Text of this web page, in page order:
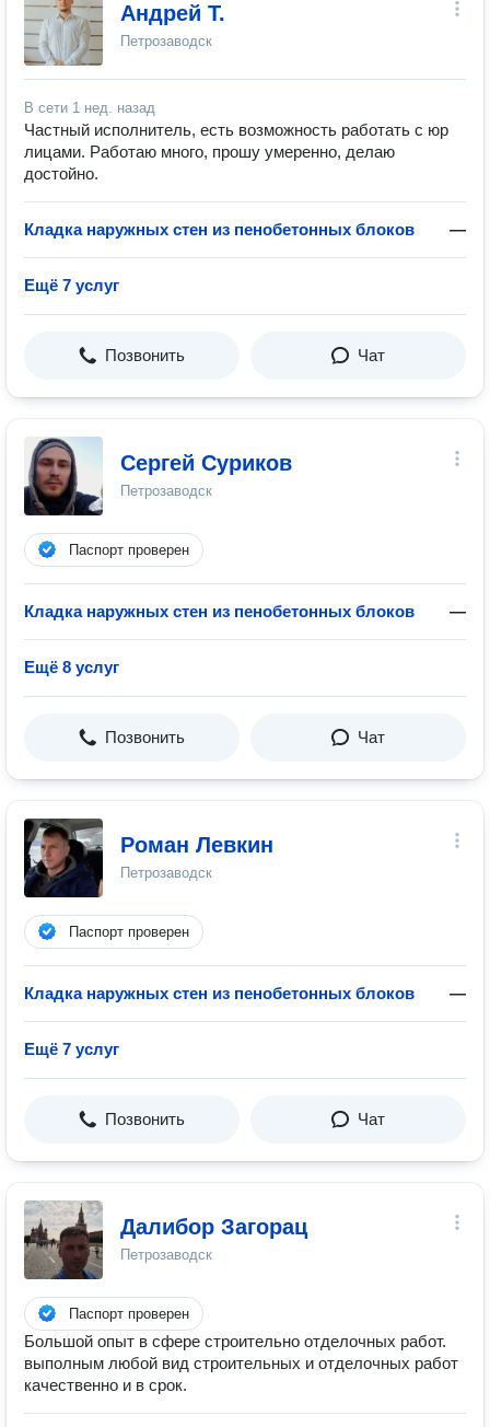
Андрей Т.
Петрозаводск
В сети 1 нед. назад
Частный исполнитель, есть возможность работать с юр
лицами. Работаю много, прошу умеренно, делаю
достойно.
Кладка наружных стен из пенобетонных блоков —
Ещё 7 услуг
Позвонить Чат
Сергей Суриков
Петрозаводск
Паспорт проверен
Кладка наружных стен из пенобетонных блоков —
Ещё 8 услуг
Позвонить Чат
Роман Левкин
Петрозаводск
Паспорт проверен
Кладка наружных стен из пенобетонных блоков —
Ещё 7 услуг
Позвонить Чат
Далибор Загорац
Петрозаводск
Паспорт проверен
Большой опыт в сфере строительно отделочных работ.
выполным любой вид строительных и отделочных работ
качественно и в срок.